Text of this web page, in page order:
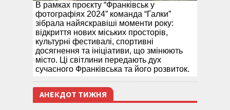
В рамках проєкту “Франківськ у
фотографіях 2024” команда “Галки”
зібрала найяскравіші моменти року:
відкриття нових міських просторів,
культурні фестивалі, спортивні
досягнення та ініціативи, що змінюють
місто. Ці світлини передають дух
сучасного Франківська та його розвиток.
АНЕКДОТ ТИЖНЯ